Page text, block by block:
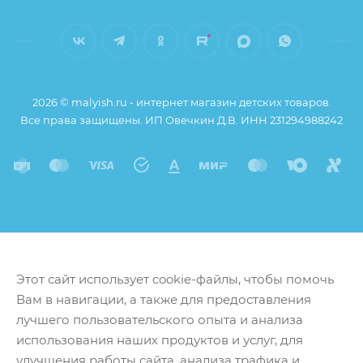
2026 © malyish.ru - интернет магазин детских товаров.
Все права защищены. ИП Овечкин Д.В. ИНН 231294988242
Этот сайт использует cookie-файлы, чтобы помочь
Вам в навигации, а также для предоставления
лучшего пользовательского опыта и анализа
использования наших продуктов и услуг, для